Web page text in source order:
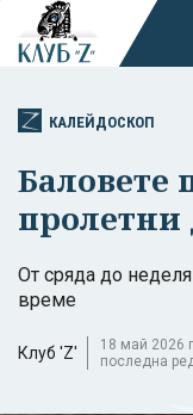
КАЛЕЙДОСКОП
Баловете
От сряда до
време
Клуб 'Z'
18 май 2026
последна